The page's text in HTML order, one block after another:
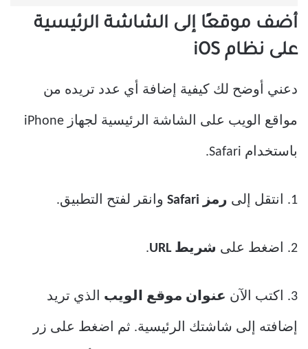
أضف موقعًا إلى الشاشة الرئيسية
على نظام iOS
دعني أوضح لك كيفية إضافة أي عدد تريده من
مواقع الويب على الشاشة الرئيسية لجهاز iPhone
باستخدام Safari.
1. انتقل إلى رمز Safari وانقر لفتح التطبيق.
2. اضغط على شريط URL .
3. اكتب الآن عنوان موقع الويب الذي تريد
إضافته إلى شاشتك الرئيسية. ثم اضغط على زر